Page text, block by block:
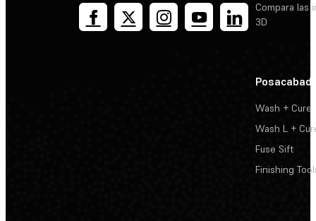
Compara las
3D
Wash + Cure
Wash L +
Fuse Sift
Finishing